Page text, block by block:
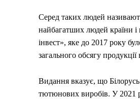
Серед таких людей
найбагатших людей країни
інвест», яке до 2017 року
загального обсягу продукції
Видання вказує, що
тютюнових виробів. У 2021